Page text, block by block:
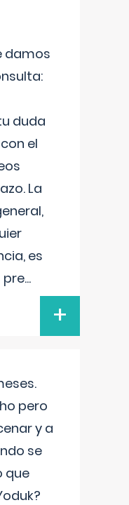
damos
duda
el
La
es
pre...
+
pero
y a
se
que